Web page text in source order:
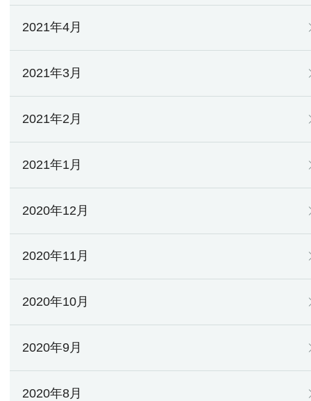
2021年4月
2021年3月
2021年2月
2021年1月
2020年12月
2020年11月
2020年10月
2020年9月
2020年8月